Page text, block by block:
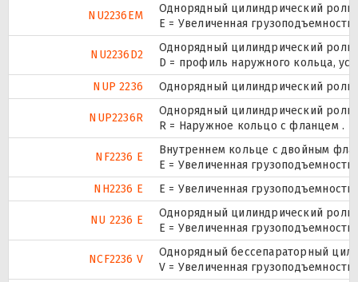
NU2236EM
Однорядный цилиндрический
E = Увеличенная
NU2236D2
Однорядный цилиндрический
D = профиль наружного кольца,
NUP 2236
Однорядный цилиндрический
NUP2236R
Однорядный цилиндрический
R = Наружное кольцо с фланцем .
NF2236 E
Внутреннем кольце с двойным
Е = Увеличенная грузоподъемность.
NH2236 E
Е = Увеличенная грузоподъемность.
NU 2236 E
Однорядный цилиндрический
Е = Увеличенная грузоподъемность.
NCF2236 V
Однорядный бессепараторный
V = Увеличенная